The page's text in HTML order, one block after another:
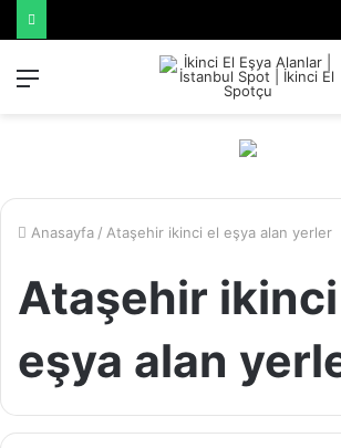
Anasayfa / Ataşehir ikinci el eşya alan yerler
Ataşehir
eşya alan